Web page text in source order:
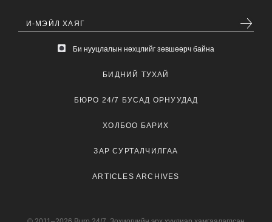
Би нууцлалын нөхцлийг зөвшөөрч байна
БИДНИЙ ТУХАЙ
БЮРО 24/7 БУСАД ОРНУУДАД
ХОЛБОО БАРИХ
ЗАР СУРТАЛЧИЛГАА
ARTICLES ARCHIVES